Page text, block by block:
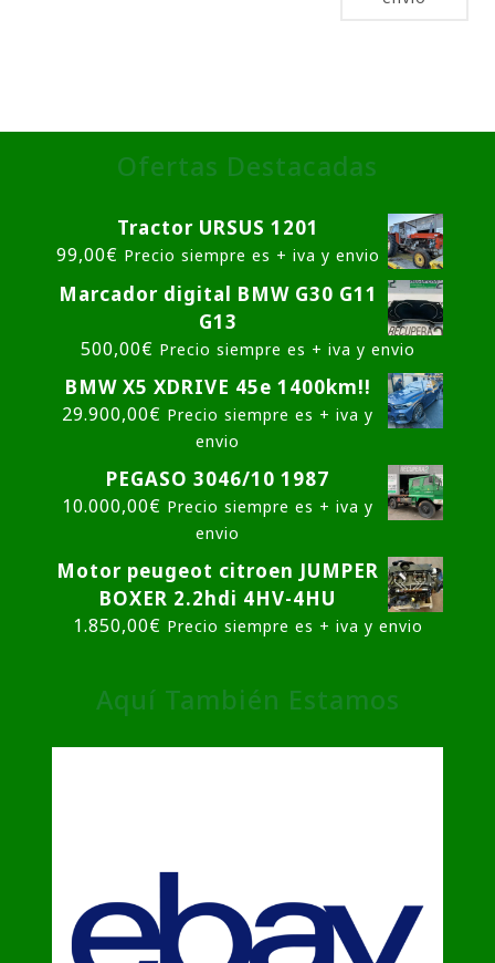
Ofertas Destacadas
Tractor URSUS 1201
99,00€ Precio siempre es + iva y envio
Marcador digital BMW G30 G11
G13
500,00€ Precio siempre es + iva y envio
BMW X5 XDRIVE 45e 1400km!!
29.900,00€ Precio siempre es + iva y
envio
PEGASO 3046/10 1987
10.000,00€ Precio siempre es + iva y
envio
Motor peugeot citroen JUMPER
BOXER 2.2hdi 4HV-4HU
1.850,00€ Precio siempre es + iva y envio
Aquí También Estamos